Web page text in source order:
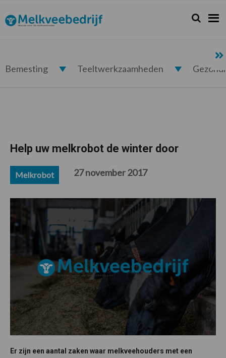
de
hoofdnavigatie
de
hoofd
de
eerste
de
voettekst
Melkveebedrijf.nl Zoeken...
Zoek
Bemesting Teeltwerkzaamheden
Help uw melkrobot de winter door
Melkrobot 27 november 2017
Er zijn een aantal zaken waar melkveehouders met een